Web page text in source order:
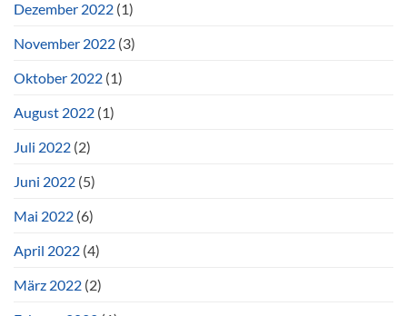
Dezember 2022 (1)
November 2022 (3)
Oktober 2022 (1)
August 2022 (1)
Juli 2022 (2)
Juni 2022 (5)
Mai 2022 (6)
April 2022 (4)
März 2022 (2)